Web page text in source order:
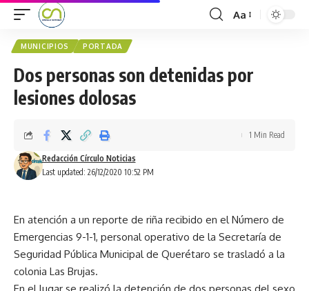
Aa
MUNICIPIOS PORTADA
Dos personas son detenidas por
lesiones dolosas
Last updated: 26/12/2020 10:52 PM
Redacción Círculo Noticias
1 Min Read
En atención a un reporte de riña recibido en el Número de
Emergencias 9-1-1, personal operativo de la Secretaría de
Seguridad Pública Municipal de Querétaro se trasladó a la
colonia Las Brujas.